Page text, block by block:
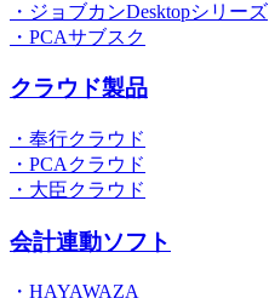
・ジョブカンDesktopシリーズ
・PCAサブスク
クラウド製品
・奉行クラウド
・PCAクラウド
・大臣クラウド
会計連動ソフト
・HAYAWAZA